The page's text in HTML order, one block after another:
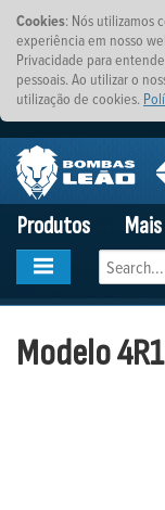
Cookies: Nós utilizamos
experiência em nosso
Privacidade para
pessoais. Ao utilizar o
utilização de cookies.
Produtos Mais
Modelo